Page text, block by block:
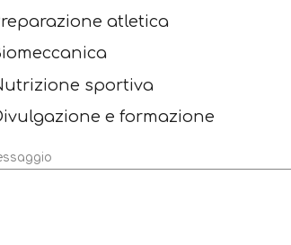
atletica
sportiva
e formazione